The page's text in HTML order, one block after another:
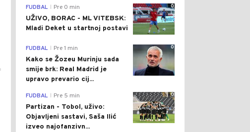
0
FUDBAL Pre 0 min
UŽIVO, BORAC - ML VITEBSK:
Mladi Deket u startnoj postavi
0
FUDBAL Pre 1 min
Kako se Žozeu Murinju sada
smije brk: Real Madrid je
upravo prevario cij...
0
FUDBAL Pre 5 min
Partizan - Tobol, uživo:
Objavljeni sastavi, Saša Ilić
izveo najofanzivn...